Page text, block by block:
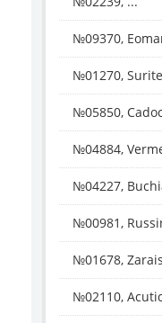
№09370,
№01270,
№05850,
№04884,
№04227,
№00981,
№01678,
№02110,